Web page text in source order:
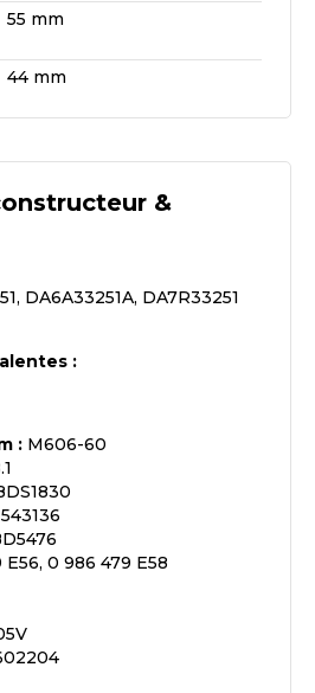
55 mm
44 mm
&
DA6A33251A, DA7R33251
:
: M606-60
0 986 479 E58